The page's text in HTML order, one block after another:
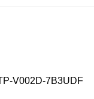
V002D-7B3UDF